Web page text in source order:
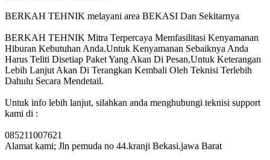
BERKAH TEHNIK melayani area BEKASI Dan Sekitarnya
BERKAH TEHNIK Mitra Terpercaya Memfasilitasi Kenyamanan
Hiburan Kebutuhan Anda.Untuk Kenyamanan Sebaiknya Anda
Harus Teliti Disetiap Paket Yang Akan Di Pesan,Untuk Keterangan
Lebih Lanjut Akan Di Terangkan Kembali Oleh Teknisi Terlebih
Dahulu Secara Mendetail.
Untuk info lebih lanjut, silahkan anda menghubungi teknisi support
kami di :
085211007621
Alamat kami; Jln pemuda no 44.kranji Bekasi.jawa Barat